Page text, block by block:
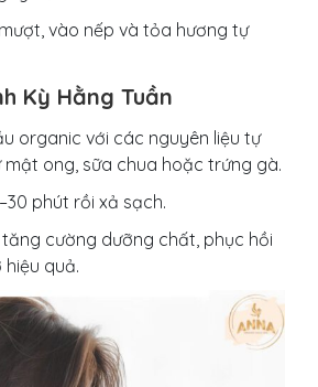
vào nếp và tỏa hương tự
Kỳ Hằng Tuần
organic với các nguyên liệu tự
mật ong, sữa chua hoặc trứng gà.
phút rồi xả sạch.
cường dưỡng chất, phục hồi
quả.